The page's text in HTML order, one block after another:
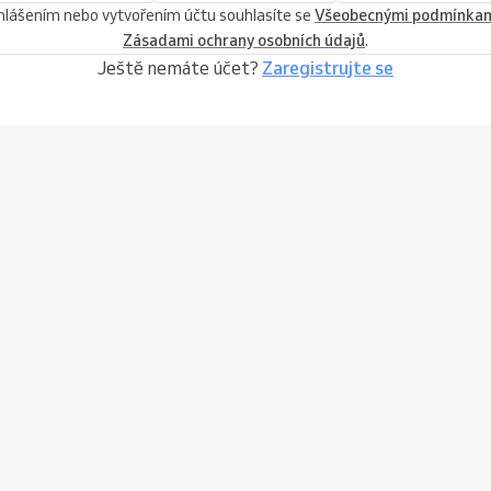
nebo vytvořením účtu souhlasíte se Všeobecnými
Zásadami ochrany osobních údajů.
Ještě nemáte účet? Zaregistrujte se